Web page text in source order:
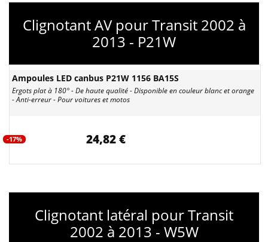
Clignotant AV pour Transit 2002 à
2013 - P21W
Ampoules LED canbus P21W 1156 BA15S
Ergots plat à 180° - De haute qualité - Disponible en couleur blanc et orange
- Anti-erreur - Pour voitures et motos
-17% 24,82 €
Clignotant latéral pour Transit
2002 à 2013 - W5W